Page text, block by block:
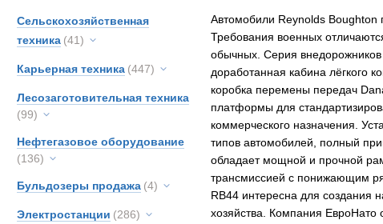
Сельскохозяйственная
техника (41)
Карьерная техника (447)
Лесозаготовительная техника
(99)
Нефтегазовое оборудование
(136)
Бульдозеры продажа (4)
Электростанции (286)
Автомобили Reynolds Boughton
Требования военных
обычных. Серия внедорожников
доработанная кабина лёгкого
коробка перемены передач
платформы для
коммерческого назначения.
типов автомобилей, полный
обладает мощной и прочной
трансмиссией с понижающим
RB44 интересна для создания
хозяйства. Компания ЕвроНато